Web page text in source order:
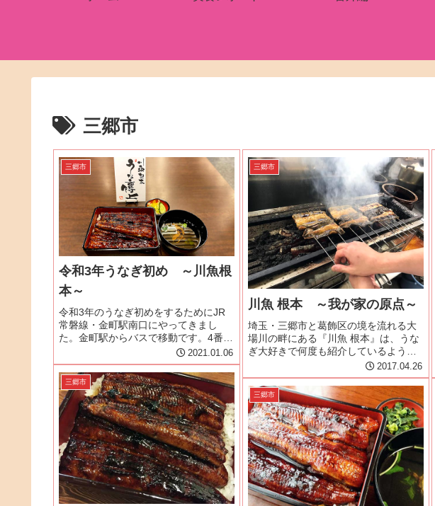
三郷市
三郷市
令和3年うなぎ初め ～川魚根
本～
令和3年のうなぎ初めをするためにJR
常磐線・金町駅南口にやってきまし
た。金町駅からバスで移動です。4番の
りばの戸ヶ崎操車場・八潮駅南口行き
のバスに乗ります。平日の昼間は、10
分おきに発車予定です。目的地は、東
京都から埼玉県へ入ってすぐの大場...
2021.01.06
三郷市
川魚 根本 ～我が家の原点～
埼玉・三郷市と葛飾区の境を流れる大
場川の畔にある『川魚 根本』は、うな
ぎ大好きで何度も紹介しているように
自分が子供時分から半世紀通っている
うなぎ屋。川向こうの葛飾・水元のお
寺が母方の菩提寺という縁である。母
に連れられて来ていたが、自分が子
供...
2017.04.26
三郷市
三郷市